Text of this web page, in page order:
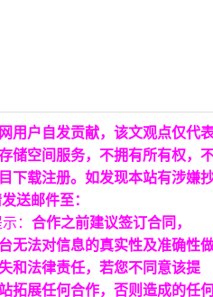
用户自发贡献，该文观点仅代
储空间服务，不拥有所有权，
下载注册。如发现本站有涉嫌
送邮件至：
： 合作之前建议签订合同，
无法对信息的真实性及准确性
和法律责任，若您不同意该提
拓展任何合作，否则造成的任